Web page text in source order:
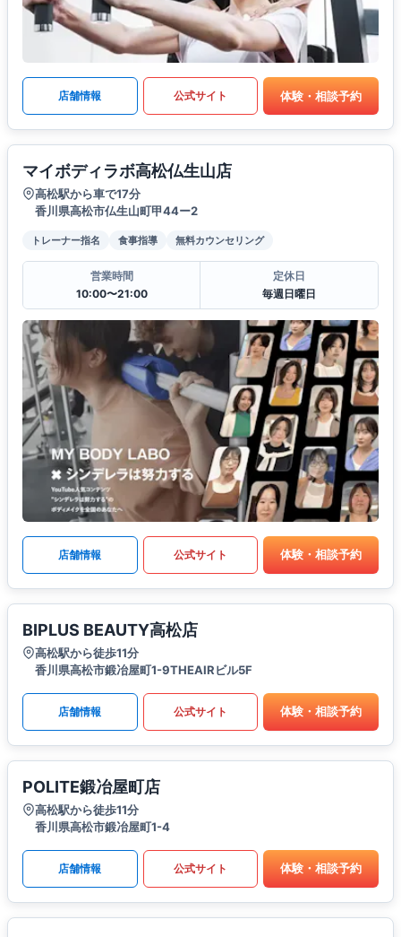
店舗情報 公式サイト 体験・相談予約
マイボディラボ高松仏生山店
高松駅から車で17分
香川県高松市仏生山町甲44ー2
トレーナー指名 食事指導 無料カウンセリング
営業時間
10:00〜21:00
定休日
毎週日曜日
店舗情報 公式サイト 体験・相談予約
BIPLUS BEAUTY高松店
高松駅から徒歩11分
香川県高松市鍛冶屋町1-9THEAIRビル5F
店舗情報 公式サイト 体験・相談予約
POLITE鍛冶屋町店
高松駅から徒歩11分
香川県高松市鍛冶屋町1-4
店舗情報 公式サイト 体験・相談予約